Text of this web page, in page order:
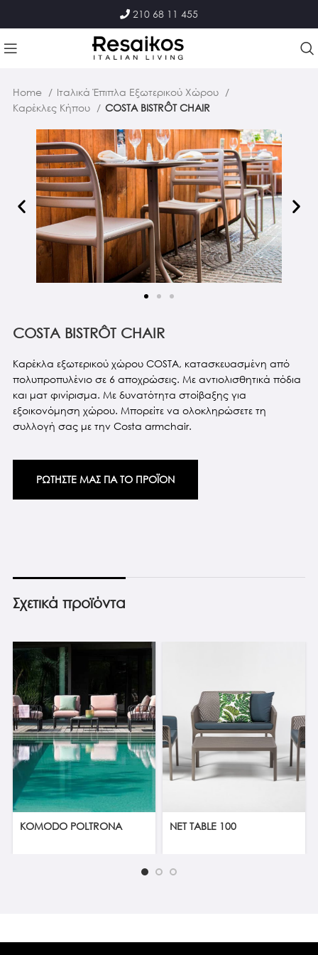
210 68 11 455
Home
Ιταλικά Έπιπλα Εξωτερικού Χώρου
Καρέκλες Κήπου
COSTA BISTRÔT CHAIR
COSTA BISTRÔT CHAIR
Καρέκλα εξωτερικού χώρου COSTA, κατασκευασμένη από
πολυπροπυλένιο σε 6 αποχρώσεις. Με αντιολισθητικά πόδια
και ματ φινίρισμα. Με δυνατότητα στοίβαξης για
εξοικονόμηση χώρου. Μπορείτε να ολοκληρώσετε τη
συλλογή σας με την Costa armchair.
ΡΩΤΗΣΤΕ ΜΑΣ ΓΙΑ ΤΟ ΠΡΟΪΟΝ
Σχετικά προϊόντα
KOMODO POLTRONA NΕΤ TABLE 100